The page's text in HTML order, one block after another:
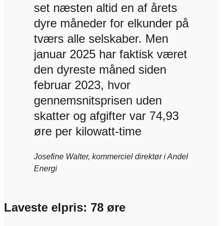
set næsten altid en af årets
dyre måneder for elkunder på
tværs alle selskaber. Men
januar 2025 har faktisk været
den dyreste måned siden
februar 2023, hvor
gennemsnitsprisen uden
skatter og afgifter var 74,93
øre per kilowatt-time
Josefine Walter, kommerciel direktør i Andel
Energi
Laveste elpris: 78 øre